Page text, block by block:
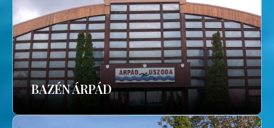
BAZÉN ÁRPÁD